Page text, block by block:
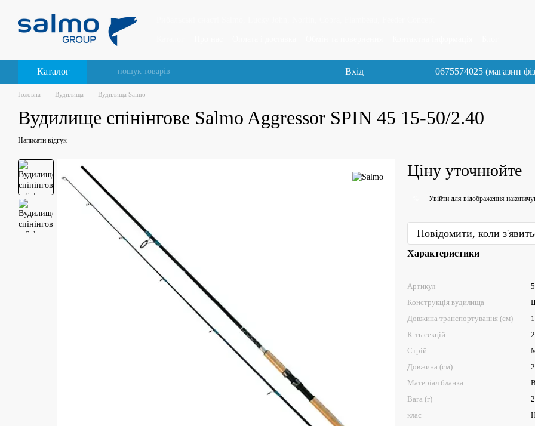
Каталог Вхід 0675574025 (магазин
Головна Вудилища Вудилища Salmo
Вудилище спінінгове Salmo Aggressor SPIN 45 15-50/2.40
Написати відгук
Ціну уточнюйте
Увійти для відображення
Повідомити, коли
Характеристики
Артикул
Конструкція вудилища
Довжина транспортування (см)
К-ть секцій
2
Стрій
Довжина (см)
Матеріал бланка
Вага (г)
клас